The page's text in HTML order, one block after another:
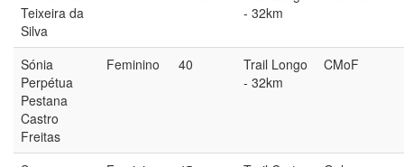
Teixeira da
Silva
- 32km
Sónia
Perpétua
Pestana
Castro
Freitas
Feminino 40
Trail Longo
- 32km
CMoF